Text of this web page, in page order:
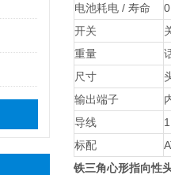
电池耗电 / 寿命
开关
重量
尺寸
输出端子
导线
标配
铁三角心形指向性